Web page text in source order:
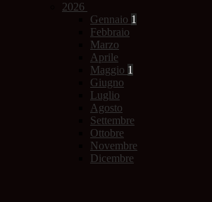
2026
Gennaio 1
Febbraio
Marzo
Aprile
Maggio 1
Giugno
Luglio
Agosto
Settembre
Ottobre
Novembre
Dicembre